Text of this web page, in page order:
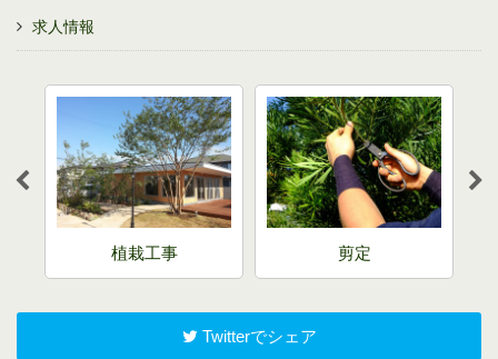
求人情報
植栽工事 剪定
Twitterでシェア